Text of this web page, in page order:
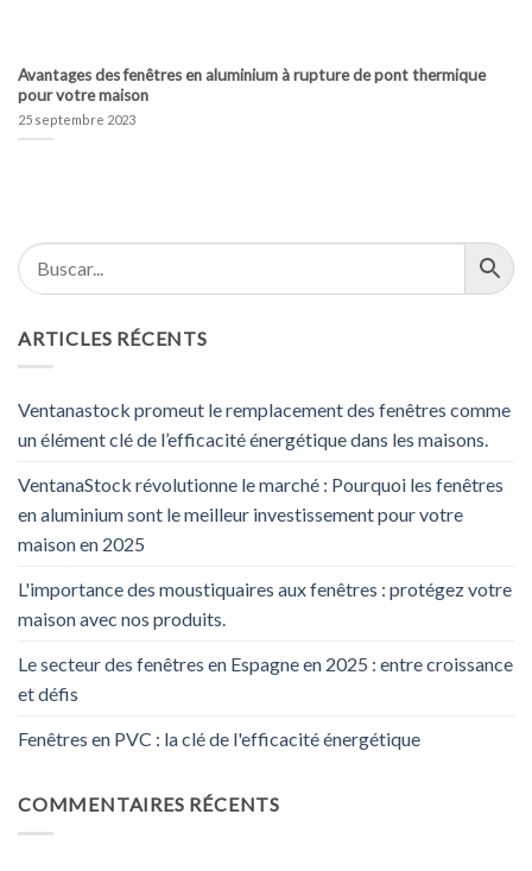
Avantages des fenêtres en aluminium à rupture de pont thermique
pour votre maison
25 septembre 2023
ARTICLES RÉCENTS
Ventanastock promeut le remplacement des fenêtres comme
un élément clé de l’efficacité énergétique dans les maisons.
VentanaStock révolutionne le marché : Pourquoi les fenêtres
en aluminium sont le meilleur investissement pour votre
maison en 2025
L'importance des moustiquaires aux fenêtres : protégez votre
maison avec nos produits.
Le secteur des fenêtres en Espagne en 2025 : entre croissance
et défis
Fenêtres en PVC : la clé de l'efficacité énergétique
COMMENTAIRES RÉCENTS